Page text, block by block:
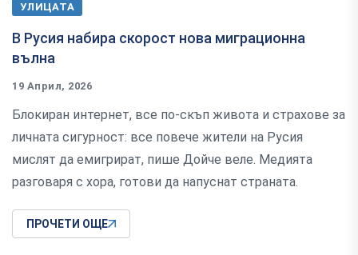
УЛИЦАТА
В Русия набира скорост нова миграционна
вълна
19 Април, 2026
Блокиран интернет, все по-скъп живота и страхове за
личната сигурност: все повече жители на Русия
мислят да емигрират, пише Дойче веле. Медията
разговаря с хора, готови да напуснат страната.
ПРОЧЕТИ ОЩЕ